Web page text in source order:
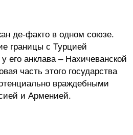
де-факто в одном союзе.
границы с Турцией
его анклава – Нахичеванской
часть этого государства
враждебными
и Арменией.